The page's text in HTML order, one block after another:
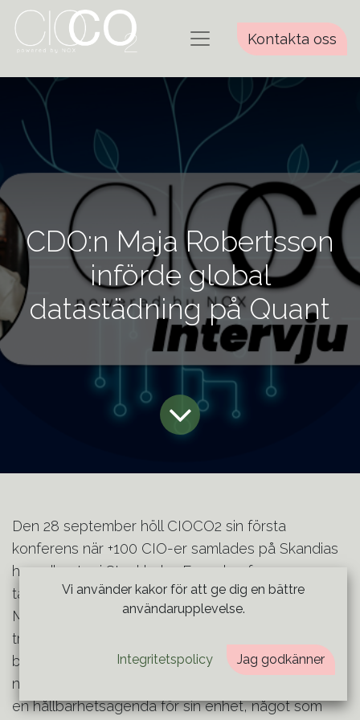
Kontakta oss
CDO:n Maja Robertsson
införde global
datastädning på Quant
Den 28 september höll CIOCO2 sin första
konferens när +100 CIO-er samlades på Skandias
huvudkontor i Stockholm. En av konferensens
talare var Maja Robertsson, CDO Quant Service.
Maja var nytillträdd CDO när CIOCO2-nätverket
träffades för första gången i december 2021. Hon
blev starkt engagerad och beslutade sig för att
nyttja sina första 100 dagar att bland annat sätta
en hållbarhetsagenda för sin enhet, något som
Vi använder kakor för att ge dig en bättre
användarupplevelse.
Integritetspolicy Jag godkänner